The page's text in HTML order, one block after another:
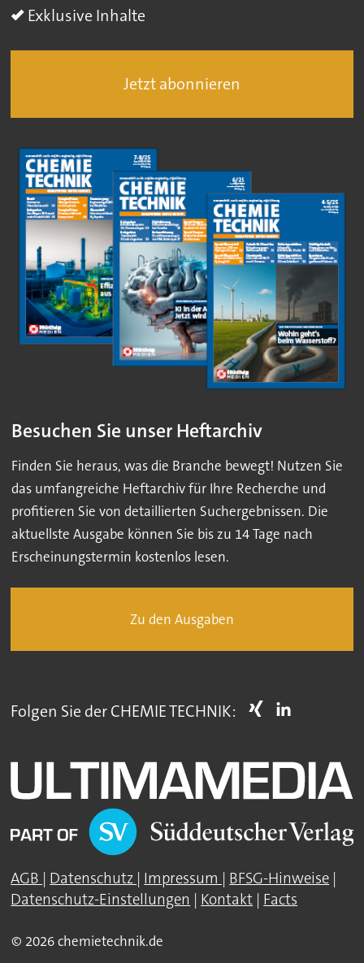
Exklusive Inhalte
Jetzt abonnieren
Besuchen Sie unser Heftarchiv
Finden Sie heraus, was die Branche bewegt! Nutzen Sie
das umfangreiche Heftarchiv für Ihre Recherche und
profitieren Sie von detaillierten Suchergebnissen. Die
aktuellste Ausgabe können Sie bis zu 14 Tage nach
Erscheinungstermin kostenlos lesen.
Zu den Ausgaben
Folgen Sie der CHEMIE TECHNIK:
AGB | Datenschutz | Impressum | BFSG-Hinweise |
Datenschutz-Einstellungen | Kontakt | Facts
© 2026 chemietechnik.de